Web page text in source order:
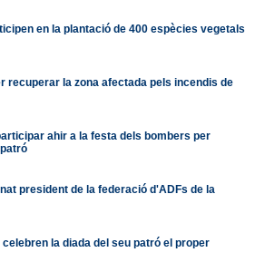
en la plantació de 400 espècies vegetals
recuperar la zona afectada pels incendis de
ahir a la festa dels bombers per
president de la federació d'ADFs de la
la diada del seu patró el proper